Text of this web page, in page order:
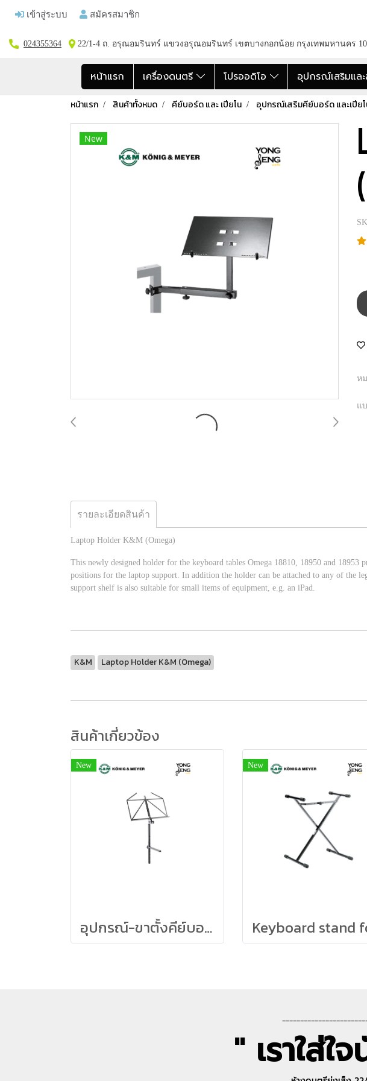
เข้าสู่ระบบ สมัครสมาชิก
024355364 22/1-4 ถ. อรุณอมรินทร์ แขวงอรุณอมรินทร์ เขตบางกอกน้อย กรุงเทพมหานคร
หน้าแรก เครื่องดนตรี โปรออดิโอ อุปกรณ์เสริมแล
หน้าแรก สินค้าทั้งหมด คีย์บอร์ด และ เปียโน อุปกรณ์เสริมคีย์บอร์ด และเปีย
New
ห
แ
รายละเอียดสินค้า
Laptop Holder K&M (Omega)
This newly designed holder for the keyboard tables Omega 18810, 18950 and
positions for the laptop support. In addition the holder can be attached to any of the
support shelf is also suitable for small items of equipment, e.g. an iPad.
K&M Laptop Holder K&M (Omega)
สินค้าเกี่ยวข้อง
New
อุปกรณ์-ขาตั้งคีย์บอร์ด K&M (Omega) - Music Holder
New
" เราใส่